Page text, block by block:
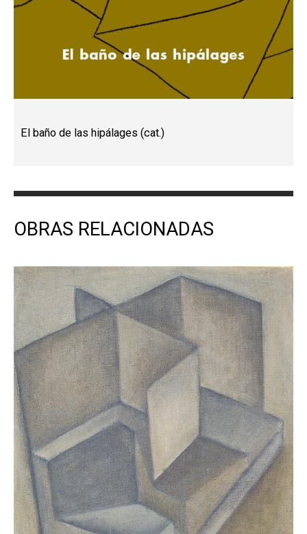
El baño de las hipálages (cat.)
OBRAS RELACIONADAS